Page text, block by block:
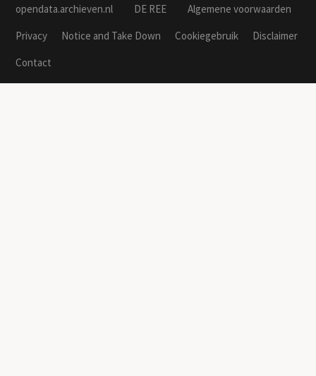
opendata.archieven.nl DE REE
Algemene voorwaarden
Privacy
Notice and Take Down Cookiegebruik
Disclaimer
Contact